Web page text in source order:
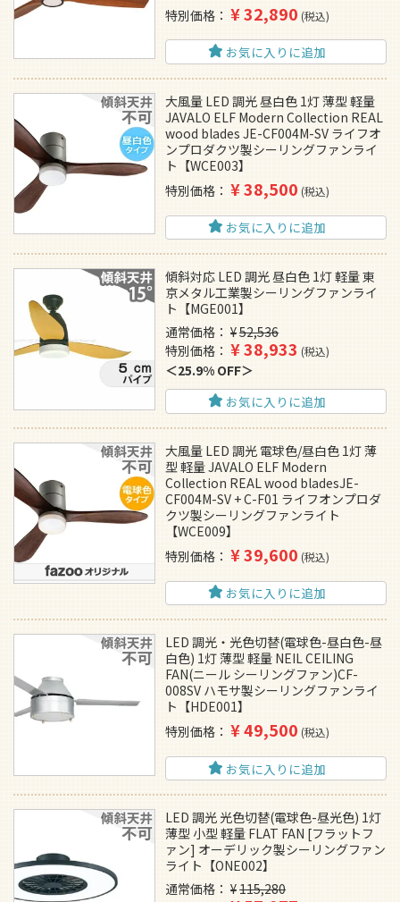
特別価格
¥32,890 税込
お気に入りに追加
大風量 LED 調光 昼白色 1灯 薄型 軽量
JAVALO ELF Modern Collection REAL
wood blades JE-CF004M-SV ライフオ
ンプロダクツ製シーリングファンライ
ト【WCE003】
特別価格
¥38,500 税込
お気に入りに追加
傾斜対応 LED 調光 昼白色 1灯 軽量 東
京メタル工業製シーリングファンライ
ト【MGE001】
通常価格
¥52,536
特別価格
¥38,933 税込
25.9% OFF
お気に入りに追加
大風量 LED 調光 電球色/昼白色 1灯 薄
型 軽量 JAVALO ELF Modern
Collection REAL wood bladesJE-
CF004M-SV + C-F01 ライフオンプロダ
クツ製シーリングファンライト
【WCE009】
特別価格
¥39,600 税込
お気に入りに追加
LED 調光・光色切替(電球色-昼白色-昼
白色) 1灯 薄型 軽量 NEIL CEILING
FAN(ニール シーリングファン)CF-
008SV ハモサ製シーリングファンライ
ト【HDE001】
特別価格
¥49,500 税込
お気に入りに追加
LED 調光 光色切替(電球色-昼光色) 1灯
薄型 小型 軽量 FLAT FAN [フラットフ
ァン] オーデリック製シーリングファン
ライト【ONE002】
通常価格
¥115,280